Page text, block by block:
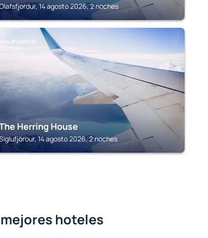
14 agosto 2026, 2 noches
SIGLUFJÖROUR
Herring House
14 agosto 2026, 2 noches
hoteles